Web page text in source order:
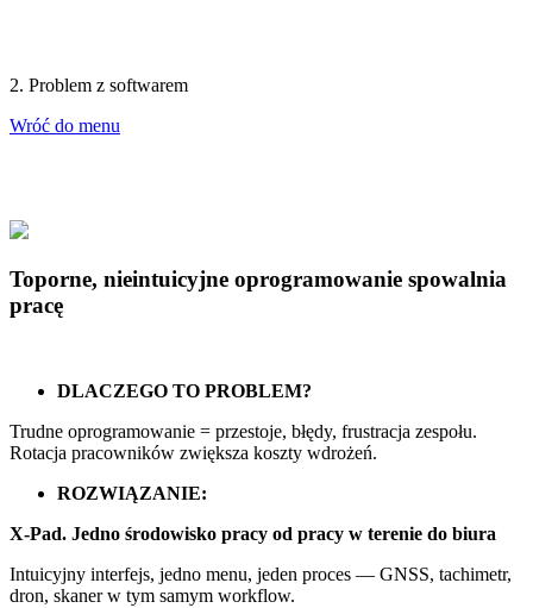
2. Problem z softwarem
Wróć do menu
Toporne, nieintuicyjne oprogramowanie spowalnia
pracę
DLACZEGO TO PROBLEM?
Trudne oprogramowanie = przestoje, błędy, frustracja zespołu.
Rotacja pracowników zwiększa koszty wdrożeń.
ROZWIĄZANIE:
X-Pad. Jedno środowisko pracy od pracy w terenie do biura
Intuicyjny interfejs, jedno menu, jeden proces — GNSS, tachimetr,
dron, skaner w tym samym workflow.